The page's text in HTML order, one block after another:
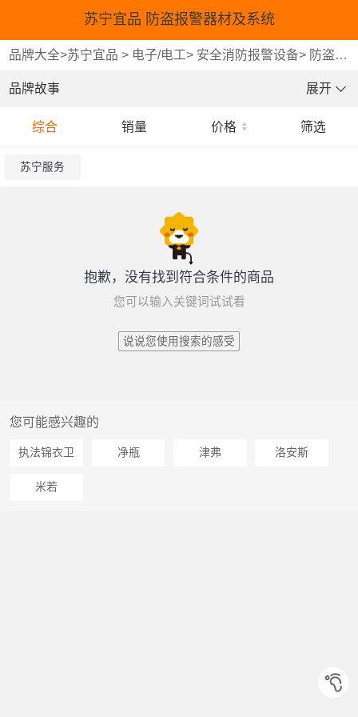
苏宁宜品 防盗报警器材及系统
品牌大全>苏宁宜品 > 电子/电工> 安全消防报警设备> 防盗报警器材及系统
品牌故事 展开
综合 销量 价格 筛选
苏宁服务
抱歉，没有找到符合条件的商品
您可以输入关键词试试看
说说您使用搜索的感受
您可能感兴趣的
执法锦衣卫 净瓶 津弗 洛安斯
米若